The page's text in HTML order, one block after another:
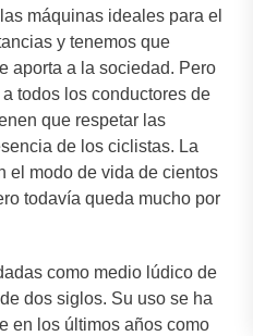
máquinas ideales para el
y tenemos que
aporta a la sociedad. Pero
todos los conductores de
que respetar las
de los ciclistas. La
el modo de vida de cientos
todavía queda mucho por
como medio lúdico de
dos siglos. Su uso se ha
en los últimos años como